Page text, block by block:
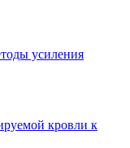
усиления
кровли к